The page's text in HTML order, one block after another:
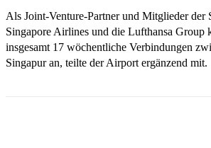
Als Joint-Venture-Partner und Mitglieder der
Singapore Airlines und die Lufthansa Group
insgesamt 17 wöchentliche Verbindungen
Singapur an, teilte der Airport ergänzend mit.